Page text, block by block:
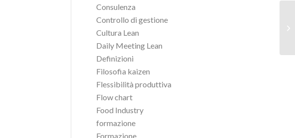
Consulenza
Controllo di gestione
Cultura Lean
Daily Meeting Lean
Definizioni
Filosofia kaizen
Flessibilità produttiva
Flow chart
Food Industry
formazione
Formazione